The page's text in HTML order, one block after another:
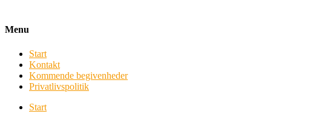
Menu
Start
Kontakt
Kommende begivenheder
Privatlivspolitik
Start